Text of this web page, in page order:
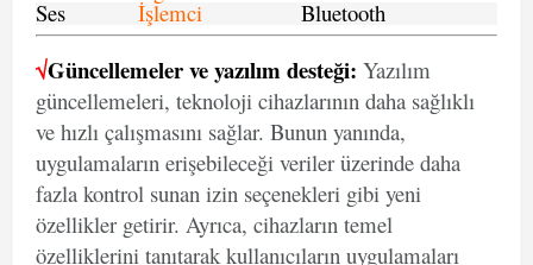
Ses İşlemci Bluetooth
√Güncellemeler ve yazılım desteği: Yazılım
güncellemeleri, teknoloji cihazlarının daha sağlıklı
ve hızlı çalışmasını sağlar. Bunun yanında,
uygulamaların erişebileceği veriler üzerinde daha
fazla kontrol sunan izin seçenekleri gibi yeni
özellikler getirir. Ayrıca, cihazların temel
özelliklerini tanıtarak kullanıcıların uygulamaları